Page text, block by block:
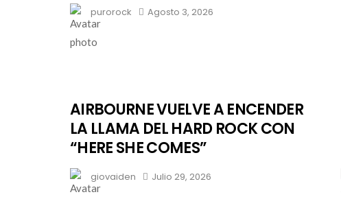
purorock Agosto 3, 2026
AIRBOURNE VUELVE A ENCENDER
LA LLAMA DEL HARD ROCK CON
“HERE SHE COMES”
giovaiden Julio 29, 2026